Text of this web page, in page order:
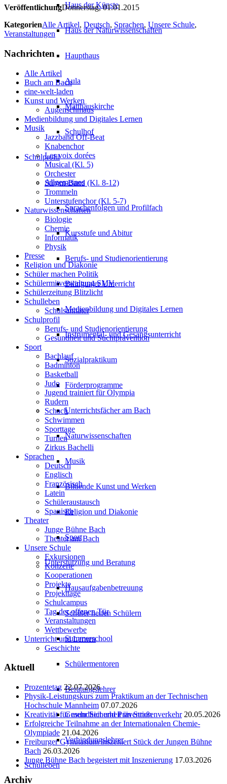
Haus der Künste
Haus der Naturwissenschaften
Haupthaus
Aula
Matthäuskirche
Schulhof
Schulprofil
Allgemeines
Sprachenfolgen und Profilfach
Kursstufe und Abitur
Berufs- und Studienorientierung
Bilingualer Unterricht
Medienbildung und Digitales Lernen
Instrumental- und Gesangsunterricht
Sozialpraktikum
Förderprogramme
Unterrichtsfächer am Bach
Naturwissenschaften
Musik
Bildende Kunst und Werken
Religion und Diakonie
Sport
Unterstützung und Beratung
Hausaufgabenbetreuung
Schüler helfen Schülern
Summerschool
Schülermentoren
Beratungslehrer
Gesundheit und Prävention
Verbindungslehrer
Schulleben
VeröffentlichungDonnerstag, 01.01.2015
KategorienAlle Artikel, Deutsch, Sprachen, Unsere Schule,
Veranstaltungen
Nachrichten
Alle Artikel
Buch am Bach
eine-welt-laden
Kunst und Werken
Augenschmaus
Medienbildung und Digitales Lernen
Musik
Jazzband Off-Beat
Knabenchor
Les voix dorées
Musical (Kl. 5)
Orchester
Stimm-Band (Kl. 8-12)
Trommeln
Unterstufenchor (Kl. 5-7)
Naturwissenschaften
Biologie
Chemie
Informatik
Physik
Presse
Religion und Diakonie
Schüler machen Politik
Schülermitverwaltung SMV
Schülerzeitung Blitzlicht
Schulleben
Schulsanitäter
Schulprofil
Berufs- und Studienorientierung
Gesundheit und Suchtprävention
Sport
Bachlauf
Badminton
Basketball
Judo
Jugend trainiert für Olympia
Rudern
Schach
Schwimmen
Sporttage
Turnen
Zirkus Bachelli
Sprachen
Deutsch
Englisch
Französisch
Latein
Schüleraustausch
Spanisch
Theater
Junge Bühne Bach
Theater am Bach
Unsere Schule
Exkursionen
Konzerte
Kooperationen
Projekte
Projekttage
Schulcampus
Tag der offenen Tür
Veranstaltungen
Wettbewerbe
Unterricht und Lernen
Geschichte
Aktuell
Prozentetag 22.07.2026
Physik-Leistungskurs zum Praktikum an der Technischen
Hochschule Mannheim 07.07.2026
Kreativität für mehr Sicherheit im Straßenverkehr 20.05.2026
Erfolgreiche Teilnahme an der Internationalen Chemie-
Olympiade 21.04.2026
Freiburger Gymnasium inszeniert Stück der Jungen Bühne
Bach 26.03.2026
Junge Bühne Bach begeistert mit Inszenierung 17.03.2026
Archiv